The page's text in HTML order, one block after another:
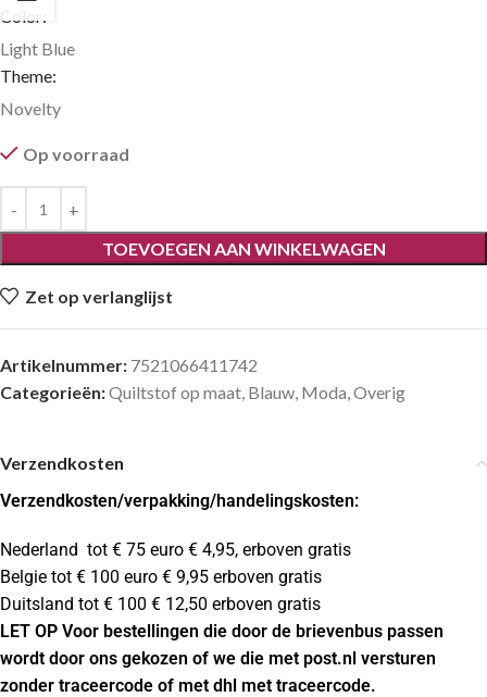
Color:
Light Blue
Theme:
Novelty
Op voorraad
TOEVOEGEN AAN WINKELWAGEN
Zet op verlanglijst
Artikelnummer: 7521066411742
Categorieën:Quiltstof op maat, Blauw, Moda,Overig
Verzendkosten
Verzendkosten/verpakking/handelingskosten:
Nederland tot € 75 euro € 4,95, erboven gratis
Belgie tot € 100 euro € 9,95 erboven gratis
Duitsland tot € 100 € 12,50 erboven gratis
LET OP Voor bestellingen die door de brievenbus passen
wordt door ons gekozen of we die met post.nl versturen
zonder traceercode of met dhl met traceercode.